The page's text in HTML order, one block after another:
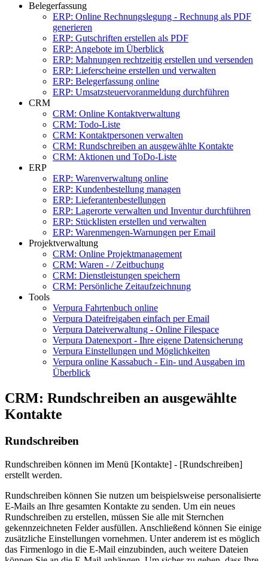
Belegerfassung
ERP: Online Rechnungslegung - Rechnung als PDF
generieren
ERP: Gutschriften erstellen als PDF
ERP: Angebote im Überblick
ERP: Mahnungen rechtzeitig erstellen und versenden
ERP: Lieferscheine erstellen und verwalten
ERP: Belegerfassung online
ERP: Umsatzsteuervoranmeldung durchführen
CRM
CRM: Online Kontaktverwaltung
CRM: Todo-Liste
CRM: Kontaktpersonen verwalten
CRM: Rundschreiben an ausgewählte Kontakte
CRM: Aktionen und ToDo-Liste
ERP
ERP: Warenverwaltung online
ERP: Kundenbestellung managen
ERP: Lieferantenbestellungen
ERP: Lagerorte verwalten und Inventur durchführen
ERP: Stücklisten erstellen und verwalten
ERP: Warenmengen-Warnungen per Email
Projektverwaltung
CRM: Online Projektmanagement
CRM: Waren - / Zeitbuchung
CRM: Dienstleistungen speichern
CRM: Persönliche Zeitaufzeichnung
Tools
Verpura Fahrtenbuch online
Verpura Dateifreigaben einfach per Email
Verpura Dateiverwaltung - Online Filespace
Verpura Datenexport - Ihre eigene Datensicherung
Verpura Einstellungen und Möglichkeiten
Verpura online Kassabuch - Ein- und Ausgaben im
Überblick
CRM: Rundschreiben an ausgewählte
Kontakte
Rundschreiben
Rundschreiben können im Menü [Kontakte] - [Rundschreiben]
erstellt werden.
Rundschreiben können Sie nutzen um beispielsweise personalisierte
E-Mails an Ihre gesamten Kontakte zu senden. Um ein neues
Rundschreiben zu erstellen, müssen Sie alle mit Sternchen
gekennzeichneten Felder ausfüllen. Anschließend können Sie einige
zusätzliche Einstellungen vornehmen. Unter anderem ist es möglich
das Firmenlogo in die E-Mail einzubinden, auch weitere Dateien